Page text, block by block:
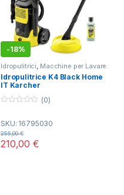
-18%
Idropulitrici Macchine per Lavare
e Pulire
Idropulitrice K4 Black Home
IT Karcher
u
t
o
f
(0)
SKU: 16795030
210,00€
255,00€